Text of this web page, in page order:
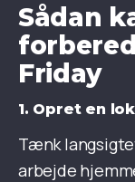
Sådan
Friday
1. Opret en
Tænk
arbejde